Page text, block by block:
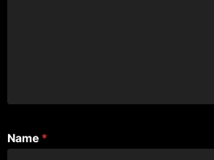
Name *